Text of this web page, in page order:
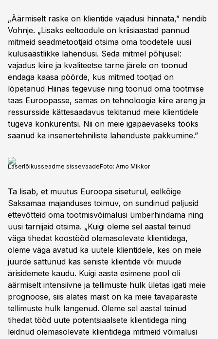
„Äärmiselt raske on klientide vajadusi hinnata,” nendib
Vohnje. „Lisaks eeltoodule on kriisiaastad pannud
mitmeid seadmetootjaid otsima oma toodetele uusi
kulusäästlikke lahendusi. Seda mitmel põhjusel:
vajadus kiire ja kvaliteetse tarne järele on toonud
endaga kaasa pöörde, kus mitmed tootjad on
lõpetanud Hiinas tegevuse ning toonud oma tootmise
taas Euroopasse, samas on tehnoloogia kiire areng ja
ressursside kättesaadavus tekitanud meie klientidele
tugeva konkurentsi. Nii on meie igapäevaseks tööks
saanud ka insenertehniliste lahenduste pakkumine.”
Laserlõikusseadme sissevaadeFoto: Arno Mikkor
Ta lisab, et muutus Euroopa siseturul, eelkõige
Saksamaa majanduses toimuv, on sundinud paljusid
ettevõtteid oma tootmisvõimalusi ümberhindama ning
uusi tarnijaid otsima. „Kuigi oleme sel aastal teinud
väga tihedat koostööd olemasolevate klientidega,
oleme väga avatud ka uutele klientidele, kes on meie
juurde sattunud kas seniste klientide või muude
ärisidemete kaudu. Kuigi aasta esimene pool oli
äärmiselt intensiivne ja tellimuste hulk ületas igati meie
prognoose, siis alates maist on ka meie tavapäraste
tellimuste hulk langenud. Oleme sel aastal teinud
tihedat tööd uute potentsiaalsete klientidega ning
leidnud olemasolevate klientidega mitmeid võimalusi